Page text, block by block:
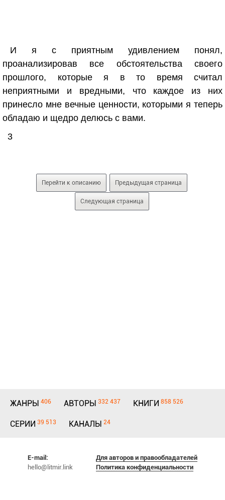
И я с приятным удивлением понял,
проанализировав все обстоятельства своего
прошлого, которые я в то время считал
неприятными и вредными, что каждое из них
принесло мне вечные ценности, которыми я теперь
обладаю и щедро делюсь с вами.
3
Перейти к описанию Предыдущая страница
Следующая страница
ЖАНРЫ 406 АВТОРЫ 332 437 КНИГИ 858 526
СЕРИИ 39 513 КАНАЛЫ 24
E-mail:
hello@litmir.link
Для авторов и правообладателей
Политика конфиденциальности